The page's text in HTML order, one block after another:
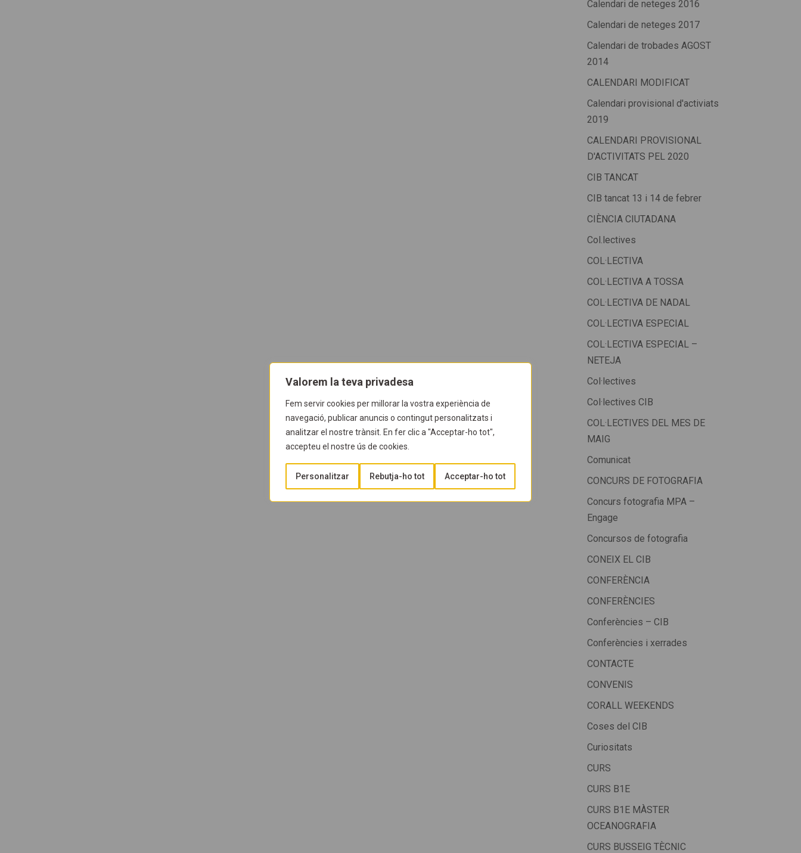
Valorem la teva privadesa
Fem servir cookies per millorar la vostra experiència de
navegació, publicar anuncis o contingut personalitzats i
analitzar el nostre trànsit. En fer clic a "Acceptar-ho tot",
accepteu el nostre ús de cookies.
Personalitzar Rebutja-ho tot Acceptar-ho tot
Calendari de neteges 2016
Calendari de neteges 2017
Calendari de trobades AGOST
2014
CALENDARI MODIFICAT
Calendari provisional d'activiats
2019
CALENDARI PROVISIONAL
D'ACTIVITATS PEL 2020
CIB TANCAT
CIB tancat 13 i 14 de febrer
CIÈNCIA CIUTADANA
Col.lectives
COL·LECTIVA
COL·LECTIVA A TOSSA
COL·LECTIVA DE NADAL
COL·LECTIVA ESPECIAL
COL·LECTIVA ESPECIAL –
NETEJA
Col·lectives
Col·lectives CIB
COL·LECTIVES DEL MES DE
MAIG
Comunicat
CONCURS DE FOTOGRAFIA
Concurs fotografia MPA –
Engage
Concursos de fotografia
CONEIX EL CIB
CONFERÈNCIA
CONFERÈNCIES
Conferències – CIB
Conferències i xerrades
CONTACTE
CONVENIS
CORALL WEEKENDS
Coses del CIB
Curiositats
CURS
CURS B1E
CURS B1E MÀSTER
OCEANOGRAFIA
CURS BUSSEIG TÈCNIC